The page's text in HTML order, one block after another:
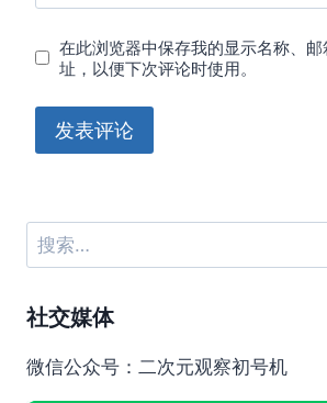
在此浏览器中保存我的显示名称、
址，以便下次评论时使用。
搜
索：
社交媒体
微信公众号：二次元观察初号机